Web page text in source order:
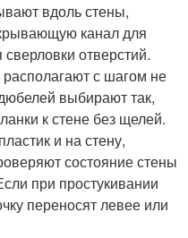
вдоль стены,
канал для
отверстий.
с шагом не
выбирают так,
к стене без щелей.
и на стену,
состояние стены
при простукивании
переносят левее или